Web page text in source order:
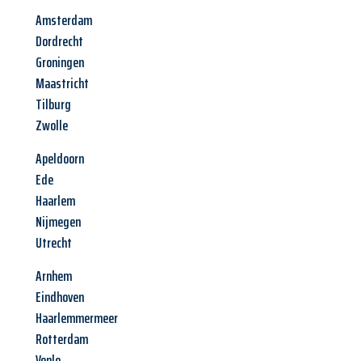
Amsterdam
Dordrecht
Groningen
Maastricht
Tilburg
Zwolle
Apeldoorn
Ede
Haarlem
Nijmegen
Utrecht
Arnhem
Eindhoven
Haarlemmermeer
Rotterdam